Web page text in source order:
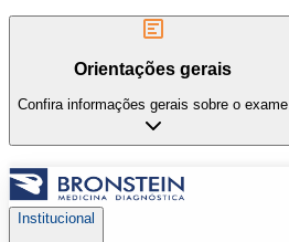
Orientações gerais
Confira informações gerais sobre o exame
Institucional